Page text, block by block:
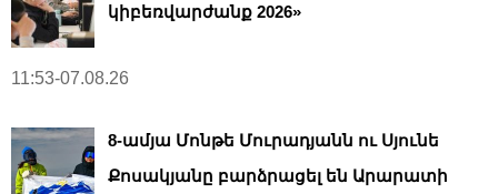
կիբեռվարժանք 2026»
11:53-07.08.26
8-ամյա Մոնթե Մուրադյանն ու Սյունե
Քոսակյանը բարձրացել են Արարատի